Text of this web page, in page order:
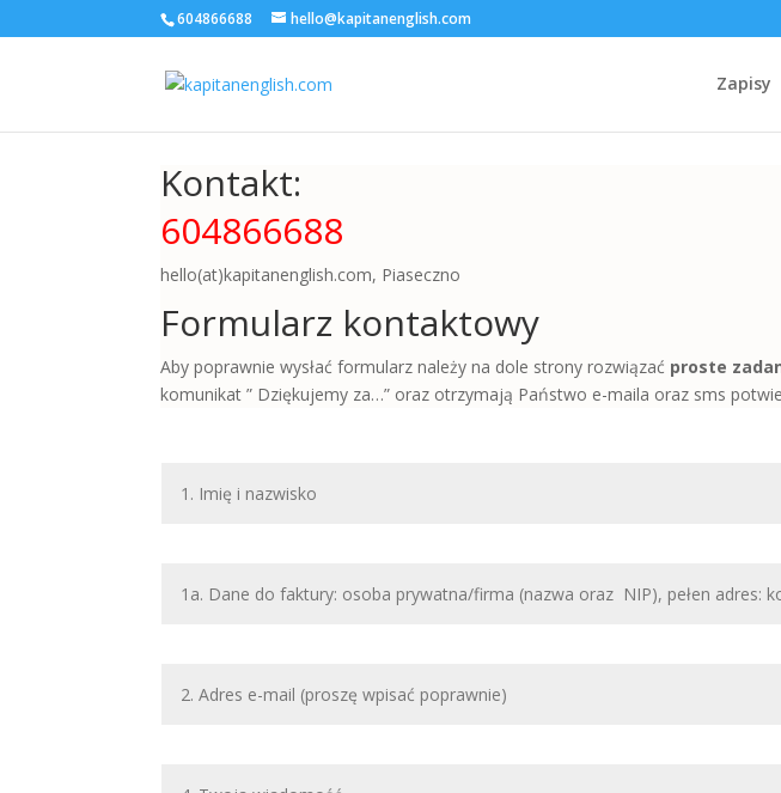
604866688 hello@kapitanenglish.com
Zapisy
Kontakt:
604866688
hello(at)kapitanenglish.com, Piaseczno
Formularz kontaktowy
Aby poprawnie wysłać formularz należy na dole strony rozwiązać proste
komunikat ” Dziękujemy za…” oraz otrzymają Państwo e-maila oraz sms